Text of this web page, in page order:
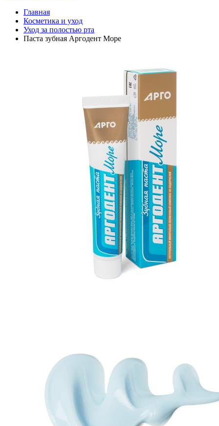
Главная
Косметика и уход
Уход за полостью рта
Паста зубная Аргодент Море